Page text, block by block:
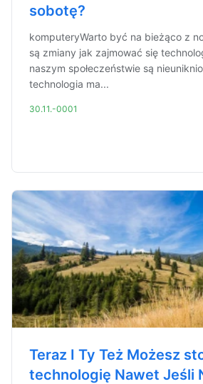
sobotę?
komputeryWarto być na bieżąco z
są zmiany jak zajmować się
naszym społeczeństwie są
technologia ma...
30.11.-0001
Teraz I Ty Też Możesz
technologię Nawet Jeśli